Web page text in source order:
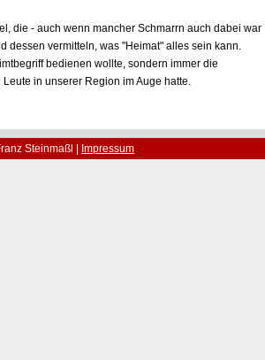
die - auch wenn mancher Schmarrn auch dabei war
dessen vermitteln, was "Heimat" alles sein kann.
bedienen wollte, sondern immer die
in unserer Region im Auge hatte.
Steinmaßl | Impressum